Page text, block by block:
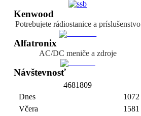
Kenwood
Potrebujete rádiostanice a príslušenstvo
Alfatronix
AC/DC meniče a zdroje
Návštevnosť
4681809
Dnes
Včera
1072
1581